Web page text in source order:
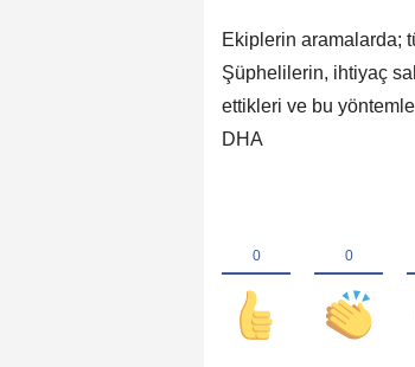
Ekiplerin aramalarda;
Şüphelilerin, ihtiyaç
ettikleri ve bu
DHA